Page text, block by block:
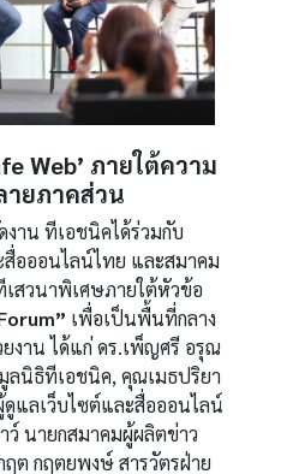
Web’ ภายใต้ความ
ายภาคส่วน
าน ทีเอชนิคได้ร่วมกับ
อออนไลน์ไทย และสมาคม
สวนาพิเศษภายใต้หัวข้อ
เพื่อเป็นพื้นที่กลาง
งาน ได้แก่ ดร.เพ็ญศรี อรุณ
ลนิธิทีเอชนิค, คุณเมธปริยา
แลเว็บไซต์และสื่อออนไลน์
นายกสมาคมผู้ผลิตข่าว
ฤต กฤตยพงษ์สารวัตรฝ่าย